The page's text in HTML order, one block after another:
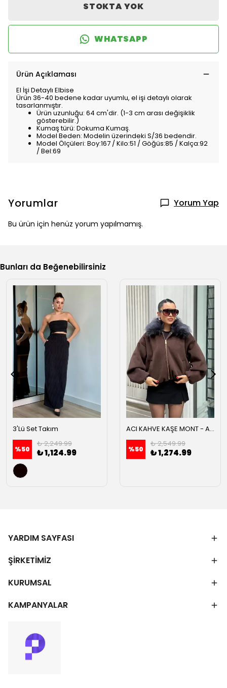
STOKTA YOK
WHATSAPP
Ürün Açıklaması
El İşi Detaylı Elbise
Ürün 36-40 bedene kadar uyumlu, el işi detaylı olarak
tasarlanmıştır.
Ürün uzunluğu: 64 cm'dir. (1-3 cm arası değişiklik
gösterebilir.)
Kumaş türü: Dokuma Kumaş.
Model Beden: Modelin üzerindeki S/36 bedendir.
Model Ölçüleri: Boy:167 / Kilo:51 / Göğüs:85 / Kalça:92
/ Bel:69
Yorumlar Yorum Yap
Bu ürün için henüz yorum yapılmamış.
Bunları da Beğenebilirsiniz
3'Lü Set Takım
%50
₺ 2,249.99
₺ 1,124.99
ACI KAHVE KAŞE MONT - Acı kahve
%50
₺ 2,549.99
₺ 1,274.99
YARDIM SAYFASI
ŞİRKETİMİZ
KURUMSAL
KAMPANYALAR